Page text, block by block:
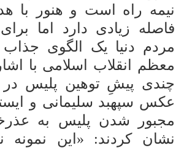
نیمه راه است و هنور با
فاصله زیادی دارد اما
مردم دنیا یک الگوی
معظم انقلاب اسلامی با
چندی پیشِ توهین پلیس
عکس سپهبد سلیمانی و
مجبور شدن پلیس به
نشان کردند: «این